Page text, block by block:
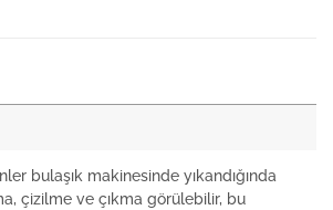
bulaşık makinesinde yıkandığında
çizilme ve çıkma görülebilir, bu